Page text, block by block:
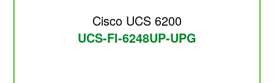
Cisco UCS 6200
UCS-FI-6248UP-UPG